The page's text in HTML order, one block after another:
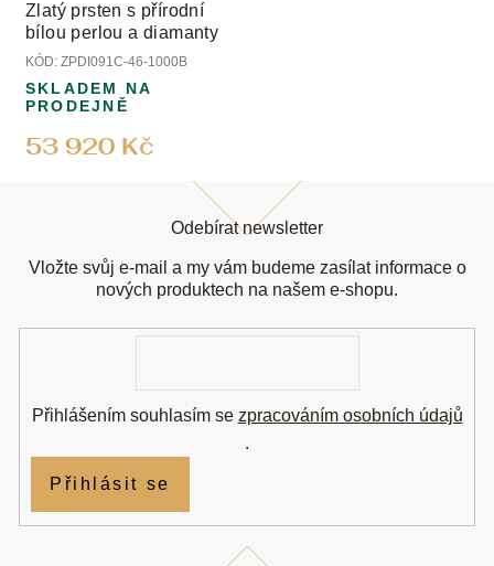
Zlatý prsten s přírodní
bílou perlou a diamanty
KÓD: ZPDI091C-46-1000B
53 920 Kč
SKLADEM NA
PRODEJNĚ
Odebírat newsletter
Vložte svůj e-mail a my vám budeme zasílat informace o
nových produktech na našem e-shopu.
Přihlášením souhlasím se zpracováním osobních údajů
.
Přihlásit se